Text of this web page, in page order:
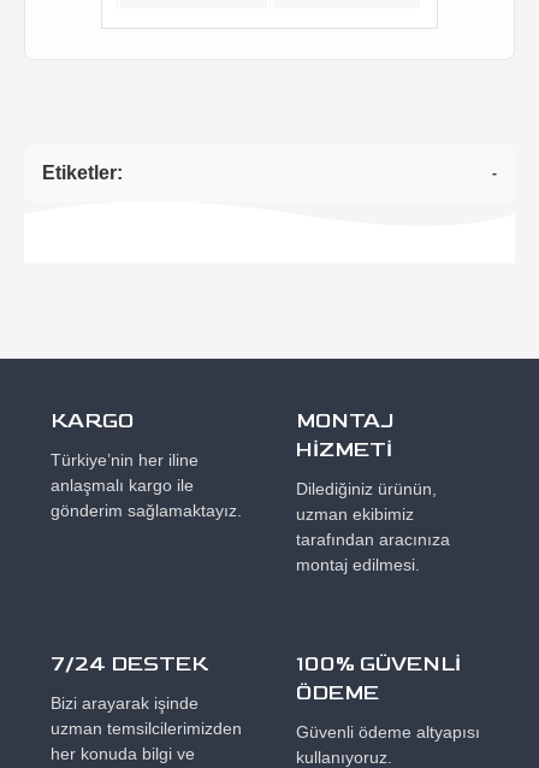
Etiketler: -
KARGO
Türkiye’nin her iline
anlaşmalı kargo ile
gönderim sağlamaktayız.
MONTAJ
HİZMETİ
Dilediğiniz ürünün,
uzman ekibimiz
tarafından aracınıza
montaj edilmesi.
7/24 DESTEK
Bizi arayarak işinde
uzman temsilcilerimizden
her konuda bilgi ve
100% GÜVENLİ
ÖDEME
Güvenli ödeme altyapısı
kullanıyoruz.